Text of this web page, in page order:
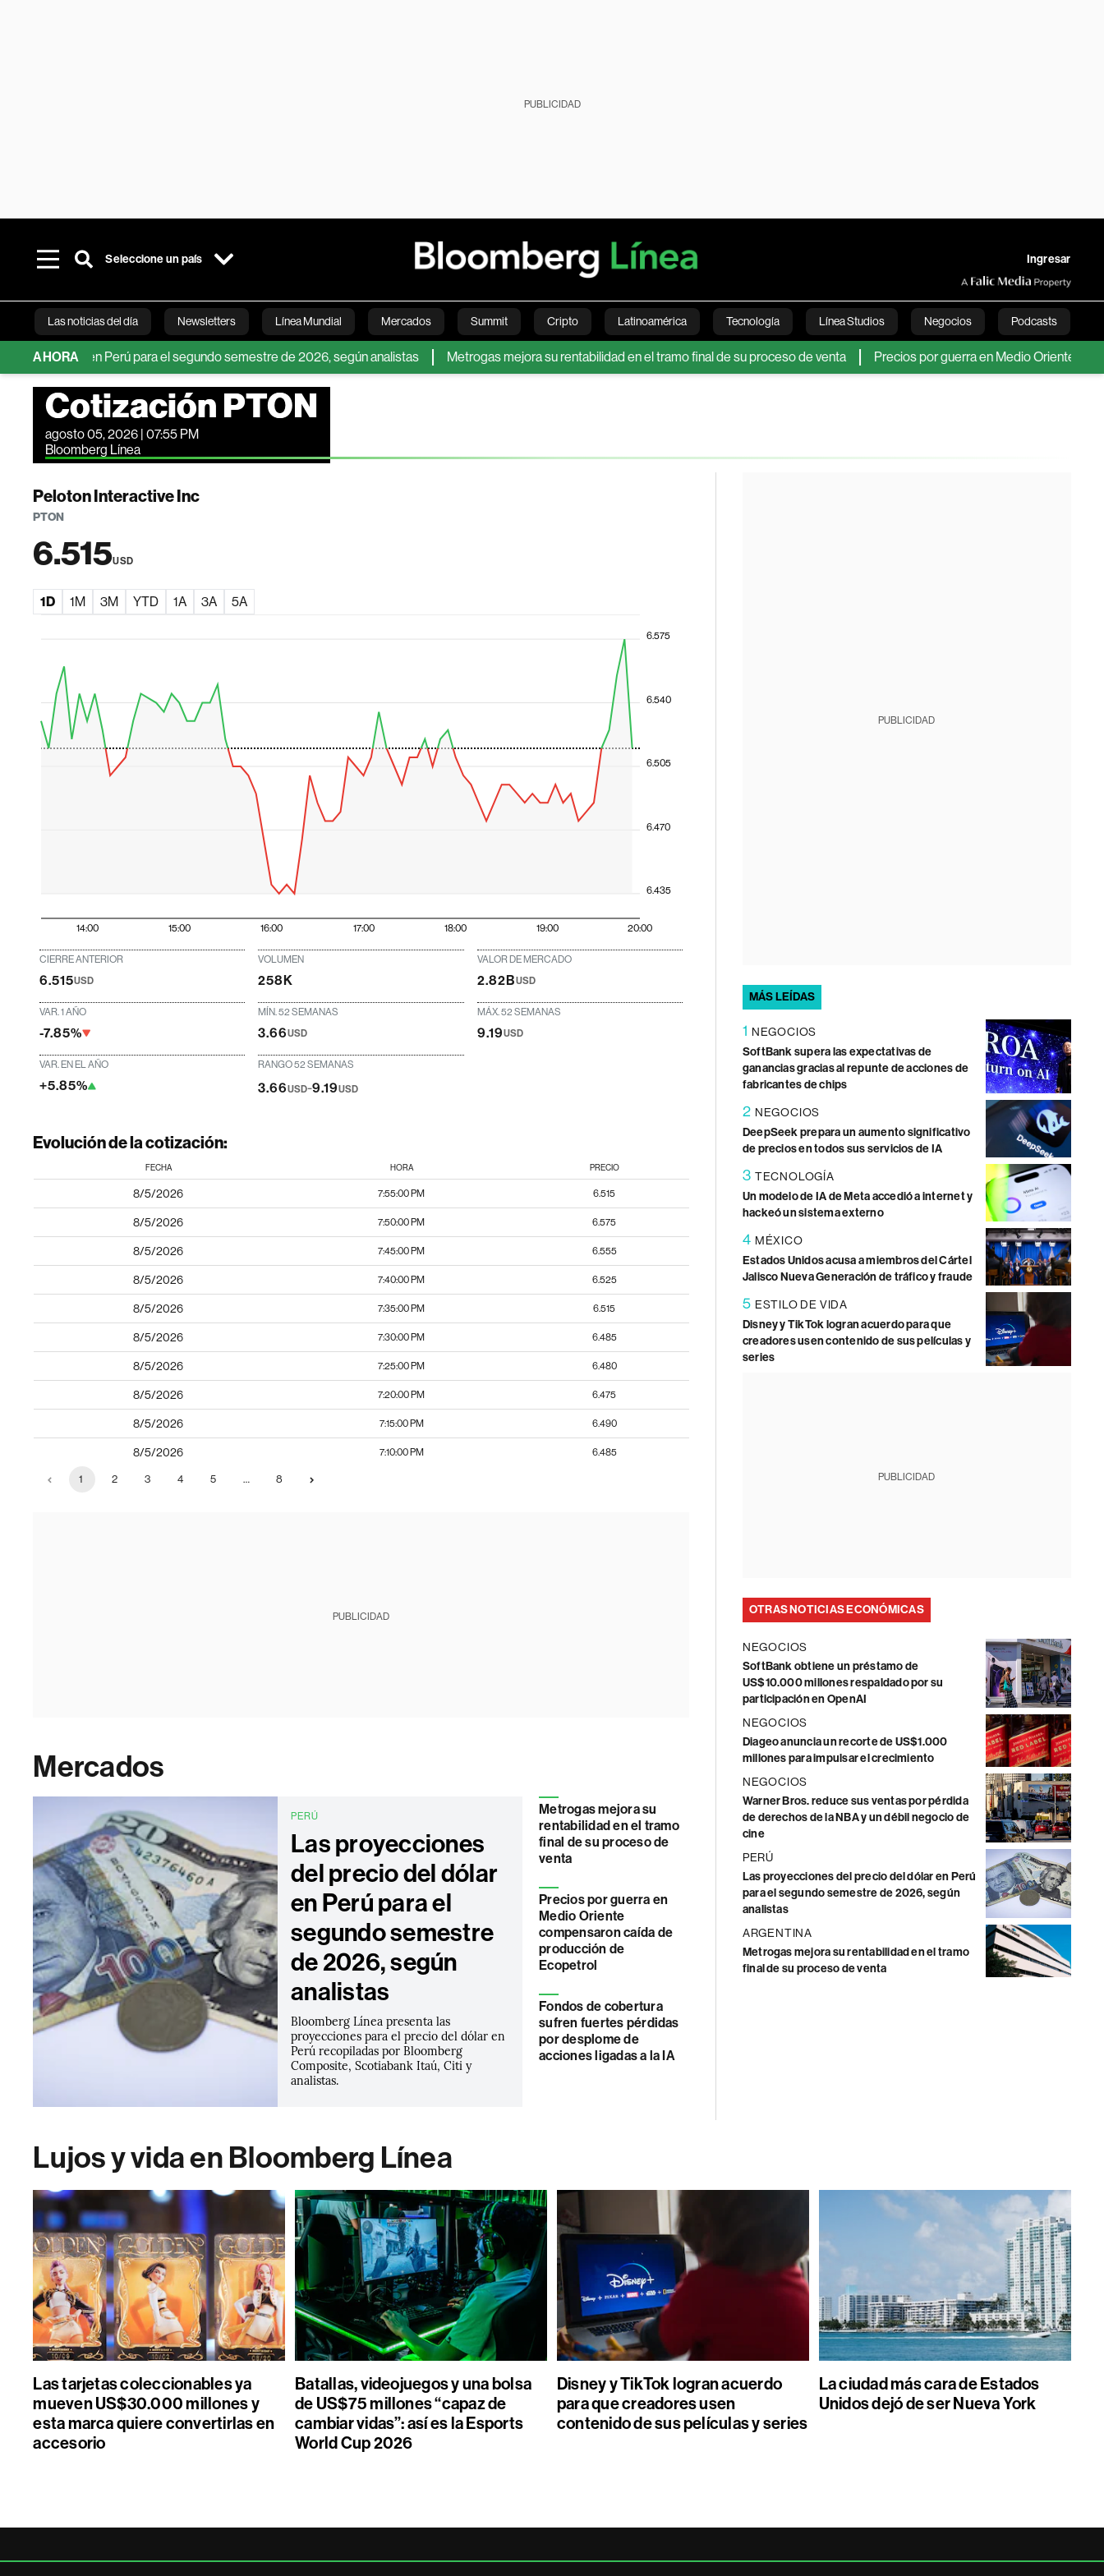
PUBLICIDAD
Seleccione un país Ingresar
Las noticias del día Newsletters Línea Mundial Mercados Summit Cripto Latinoamérica Tecnología Línea Studios Negocios Podcasts
Bloomberg Green Economía Estilo de vida Mundo Videos English
AHORA
dólar en Perú para el segundo semestre de 2026, según analistas Metrogas mejora su rentabilidad en el tramo final de su proceso de venta Precios por guerra en Medio Oriente
Cotización PTON
agosto 05, 2026 | 07:55 PM
Bloomberg Línea
Peloton Interactive Inc
PTON
6.515USD
1D 1M 3M YTD 1A 3A 5A
14:00 15:00 16:00 17:00 18:00 19:00 20:00
6.435
6.470
6.505
6.540
6.575
CIERRE ANTERIOR
6.515USD
VOLUMEN
258K
VALOR DE MERCADO
2.82BUSD
VAR. 1 AÑO
-7.85%
MÍN. 52 SEMANAS
3.66USD
MÁX. 52 SEMANAS
9.19USD
VAR. EN EL AÑO
+5.85%
RANGO 52 SEMANAS
3.66USD-9.19USD
Evolución de la cotización:
FECHA HORA PRECIO
8/5/2026 7:55:00 PM 6.515
8/5/2026 7:50:00 PM 6.575
8/5/2026 7:45:00 PM 6.555
8/5/2026 7:40:00 PM 6.525
8/5/2026 7:35:00 PM 6.515
8/5/2026 7:30:00 PM 6.485
8/5/2026 7:25:00 PM 6.480
8/5/2026 7:20:00 PM 6.475
8/5/2026 7:15:00 PM 6.490
8/5/2026 7:10:00 PM 6.485
1 2 3 4 5 … 8
PUBLICIDAD
Mercados
PERÚ
Las proyecciones
del precio del dólar
en Perú para el
segundo semestre
de 2026, según
analistas
Bloomberg Línea presenta las
proyecciones para el precio del dólar en
Perú recopiladas por Bloomberg
Composite, Scotiabank Itaú, Citi y
analistas.
Metrogas mejora su
rentabilidad en el tramo
final de su proceso de
venta
Precios por guerra en
Medio Oriente
compensaron caída de
producción de
Ecopetrol
Fondos de cobertura
sufren fuertes pérdidas
por desplome de
acciones ligadas a la IA
PUBLICIDAD
MÁS LEÍDAS
1 NEGOCIOS
SoftBank supera las expectativas de
ganancias gracias al repunte de acciones de
fabricantes de chips
2 NEGOCIOS
DeepSeek prepara un aumento significativo
de precios en todos sus servicios de IA
3 TECNOLOGÍA
Un modelo de IA de Meta accedió a internet y
hackeó un sistema externo
4 MÉXICO
Estados Unidos acusa a miembros del Cártel
Jalisco Nueva Generación de tráfico y fraude
5 ESTILO DE VIDA
Disney y TikTok logran acuerdo para que
creadores usen contenido de sus películas y
series
PUBLICIDAD
OTRAS NOTICIAS ECONÓMICAS
NEGOCIOS
SoftBank obtiene un préstamo de
US$10.000 millones respaldado por su
participación en OpenAI
NEGOCIOS
Diageo anuncia un recorte de US$1.000
millones para impulsar el crecimiento
NEGOCIOS
Warner Bros. reduce sus ventas por pérdida
de derechos de la NBA y un débil negocio de
cine
PERÚ
Las proyecciones del precio del dólar en Perú
para el segundo semestre de 2026, según
analistas
ARGENTINA
Metrogas mejora su rentabilidad en el tramo
final de su proceso de venta
Lujos y vida en Bloomberg Línea
Las tarjetas coleccionables ya
mueven US$30.000 millones y
esta marca quiere convertirlas en
accesorio
Batallas, videojuegos y una bolsa
de US$75 millones “capaz de
cambiar vidas”: así es la Esports
World Cup 2026
Disney y TikTok logran acuerdo
para que creadores usen
contenido de sus películas y series
La ciudad más cara de Estados
Unidos dejó de ser Nueva York